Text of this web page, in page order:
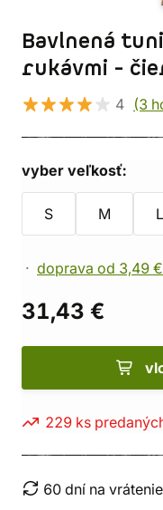
Bavlnená
rukávmi -
4 (3
vyber veľkosť:
S M L
doprava od 3,49 €
31,43 €
229 ks
60 dní na vrátenie